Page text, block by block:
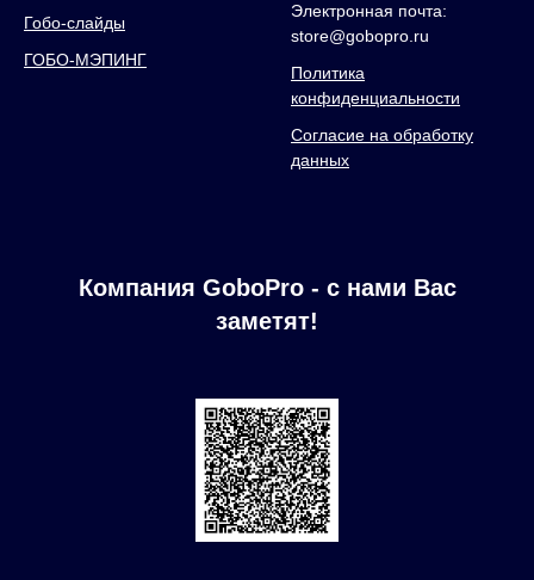
Гобо-слайды
ГОБО-МЭПИНГ
Электронная почта:
store@gobopro.ru
Политика
конфиденциальности
Согласие на обработку
данных
Компания GoboPro - с нами Вас
заметят!